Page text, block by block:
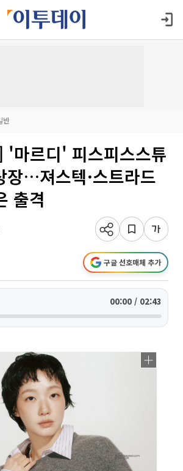
반
마르디' 피스피스스튜
장…져스텍·스트라드
출격
구글 선호매체 추가
00:00 / 02:43